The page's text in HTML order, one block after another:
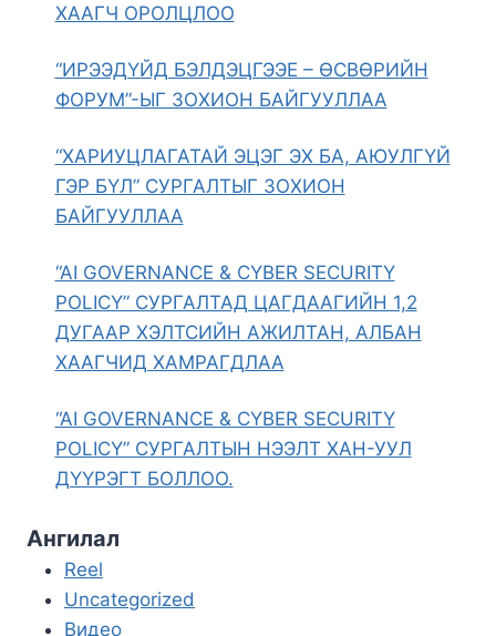
ХААГЧ ОРОЛЦЛОО
“ИРЭЭДҮЙД БЭЛДЭЦГЭЭЕ – ӨСВӨРИЙН
ФОРУМ”-ЫГ ЗОХИОН БАЙГУУЛЛАА
“ХАРИУЦЛАГАТАЙ ЭЦЭГ ЭХ БА, АЮУЛГҮЙ
ГЭР БҮЛ” СУРГАЛТЫГ ЗОХИОН
БАЙГУУЛЛАА
“AI GOVERNANCE & CYBER SECURITY
POLICY” СУРГАЛТАД ЦАГДААГИЙН 1,2
ДУГААР ХЭЛТСИЙН АЖИЛТАН, АЛБАН
ХААГЧИД ХАМРАГДЛАА
“AI GOVERNANCE & CYBER SECURITY
POLICY” СУРГАЛТЫН НЭЭЛТ ХАН-УУЛ
ДҮҮРЭГТ БОЛЛОО.
Ангилал
Reel
Uncategorized
Видео